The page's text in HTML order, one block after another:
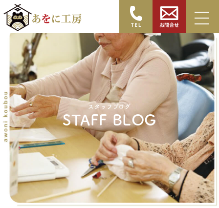
スタッフブログ
STAFF BLOG